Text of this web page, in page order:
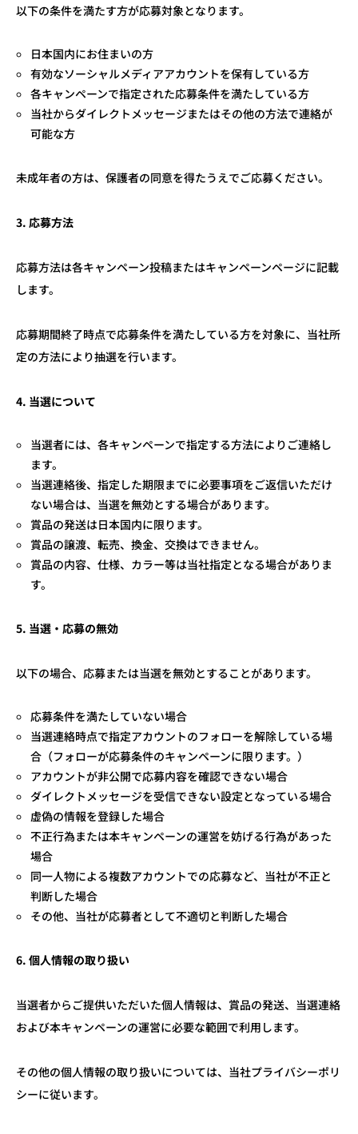
以下の条件を満たす方が応募対象となります。
日本国内にお住まいの方
有効なソーシャルメディアアカウントを保有している方
各キャンペーンで指定された応募条件を満たしている方
当社からダイレクトメッセージまたはその他の方法で連絡が
可能な方
未成年者の方は、保護者の同意を得たうえでご応募ください。
3. 応募方法
応募方法は各キャンペーン投稿またはキャンペーンページに記載
します。
応募期間終了時点で応募条件を満たしている方を対象に、当社所
定の方法により抽選を行います。
4. 当選について
当選者には、各キャンペーンで指定する方法によりご連絡し
ます。
当選連絡後、指定した期限までに必要事項をご返信いただけ
ない場合は、当選を無効とする場合があります。
賞品の発送は日本国内に限ります。
賞品の譲渡、転売、換金、交換はできません。
賞品の内容、仕様、カラー等は当社指定となる場合がありま
す。
5. 当選・応募の無効
以下の場合、応募または当選を無効とすることがあります。
応募条件を満たしていない場合
当選連絡時点で指定アカウントのフォローを解除している場
合（フォローが応募条件のキャンペーンに限ります。）
アカウントが非公開で応募内容を確認できない場合
ダイレクトメッセージを受信できない設定となっている場合
虚偽の情報を登録した場合
不正行為または本キャンペーンの運営を妨げる行為があった
場合
同一人物による複数アカウントでの応募など、当社が不正と
判断した場合
その他、当社が応募者として不適切と判断した場合
6. 個人情報の取り扱い
当選者からご提供いただいた個人情報は、賞品の発送、当選連絡
および本キャンペーンの運営に必要な範囲で利用します。
その他の個人情報の取り扱いについては、当社プライバシーポリ
シーに従います。